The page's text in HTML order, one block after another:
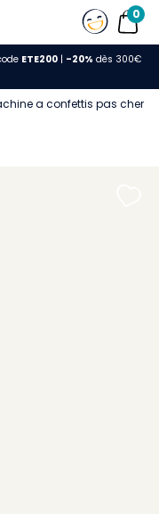
0
ETE200| -20% dès 300€
a confettis pas cher